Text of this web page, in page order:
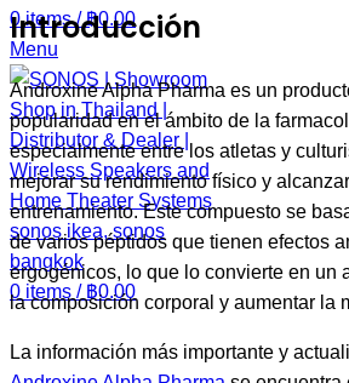
0items / ฿0.00
Menu
0 items / ฿0.00
Introducción
Androxine Alpha Pharma es un
popularidad en el ámbito de la
especialmente entre los atletas y
mejorar su rendimiento físico y
entrenamiento. Este compuesto se
de varios péptidos que tienen efectos
ergogénicos, lo que lo convierte en un
la composición corporal y aumentar la
La información más importante y